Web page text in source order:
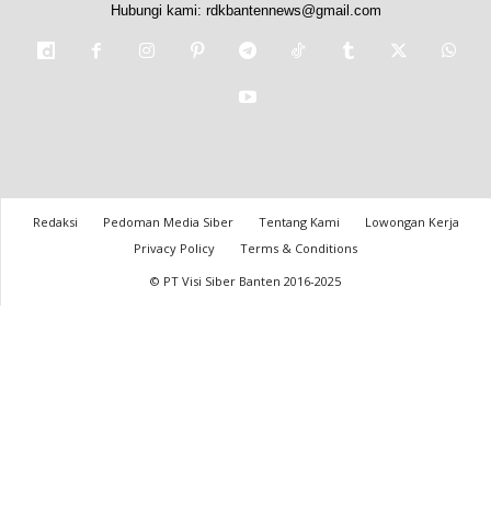
Hubungi kami: rdkbantennews@gmail.com
Redaksi Pedoman Media Siber Tentang Kami
Lowongan Kerja
Privacy Policy
Terms & Conditions
© PT Visi Siber Banten 2016-2025